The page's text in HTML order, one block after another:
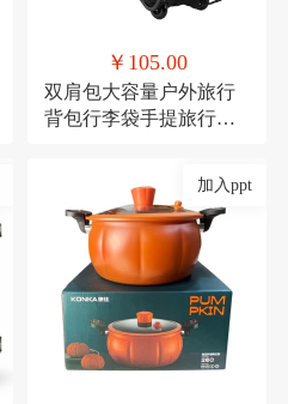
￥105.00
双肩包大容量户外旅行
背包行李袋手提旅行包
加入ppt